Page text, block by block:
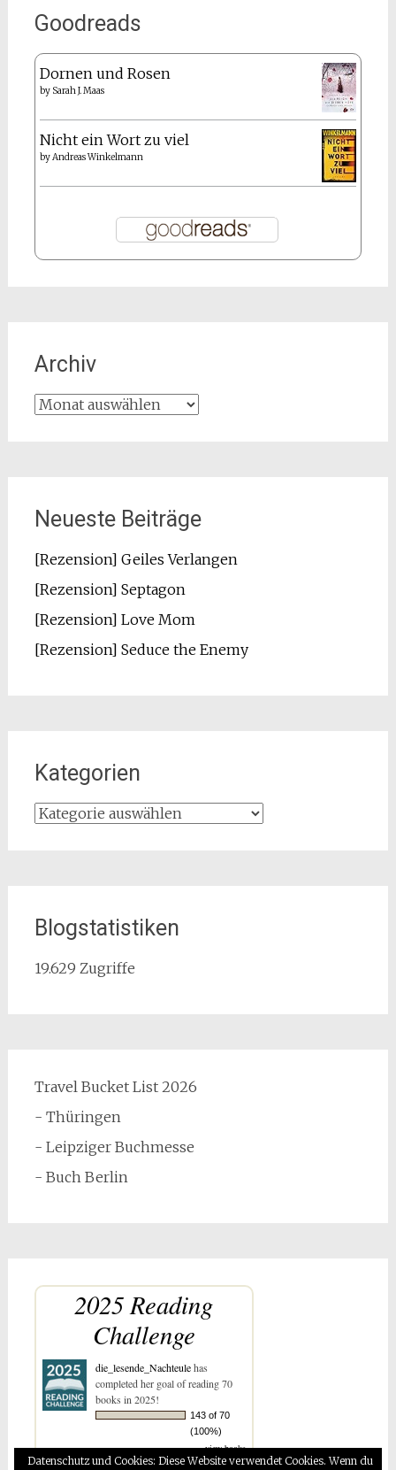
Goodreads
Dornen und Rosen
by Sarah J. Maas
Nicht ein Wort zu viel
byAndreas Winkelmann
Archiv
Archiv
Neueste Beiträge
[Rezension] Geiles Verlangen
[Rezension] Septagon
[Rezension] Love Mom
[Rezension] Seduce the Enemy
Kategorien
Kategorien
Blogstatistiken
19.629 Zugriffe
Travel Bucket List 2026
- Thüringen
- Leipziger Buchmesse
- Buch Berlin
2025 Reading
Challenge
die_lesende_Nachteulehas
completed her goal of reading 70
books in 2025!
143 of 70
(100%)
view books
Datenschutz und Cookies: Diese Website verwendet Cookies. Wenn du